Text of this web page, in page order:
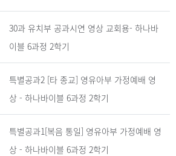
30과 유치부 공과시연 영상 교회용- 하나바
이블 6과정 2학기
특별공과2 [타 종교] 영유아부 가정예배 영
상 - 하나바이블 6과정 2학기
특별공과1[복음 통일] 영유아부 가정예배 영
상 - 하나바이블 6과정 2학기